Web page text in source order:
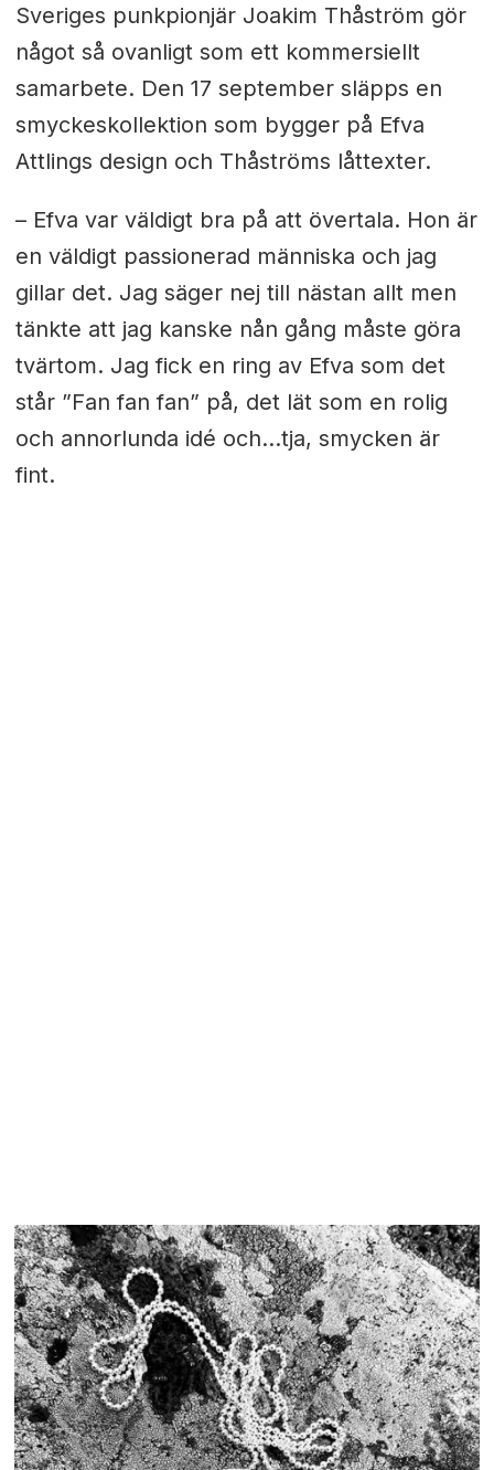
Sveriges punkpionjär Joakim Thåström gör
något så ovanligt som ett kommersiellt
samarbete. Den 17 september släpps en
smyckeskollektion som bygger på Efva
Attlings design och Thåströms låttexter.
– Efva var väldigt bra på att övertala. Hon är
en väldigt passionerad människa och jag
gillar det. Jag säger nej till nästan allt men
tänkte att jag kanske nån gång måste göra
tvärtom. Jag fick en ring av Efva som det
står ”Fan fan fan” på, det lät som en rolig
och annorlunda idé och…tja, smycken är
fint.